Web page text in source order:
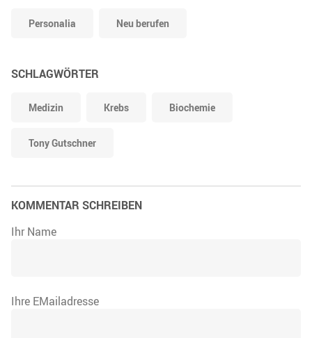
Personalia Neu berufen
SCHLAGWÖRTER
Medizin Krebs Biochemie
Tony Gutschner
KOMMENTAR SCHREIBEN
Ihr Name
Ihre EMailadresse